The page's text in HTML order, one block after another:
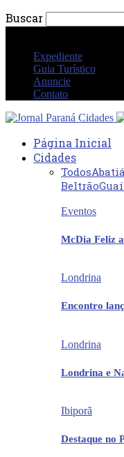
Buscar
Expediente
Guia Turístico
Anuncie
Contato
Página Inicial
Cidades
TodosAbatiá
Beltrão
Eventos
McDia Feliz
Londrina
Encontro
Londrina
Londrina e
Ibiporã
Destaque no